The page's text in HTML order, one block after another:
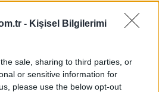
- Kişisel Bilgilerimi
sale, sharing to third parties, or
or sensitive information for
please use the below opt-out